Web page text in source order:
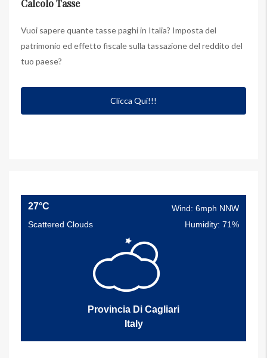
Calcolo Tasse
Vuoi sapere quante tasse paghi in Italia? Imposta del
patrimonio ed effetto fiscale sulla tassazione del reddito del
tuo paese?
Clicca Qui!!!
27°C
Wind: 6mph NNW
Scattered Clouds
Humidity: 71%
Provincia Di Cagliari
Italy